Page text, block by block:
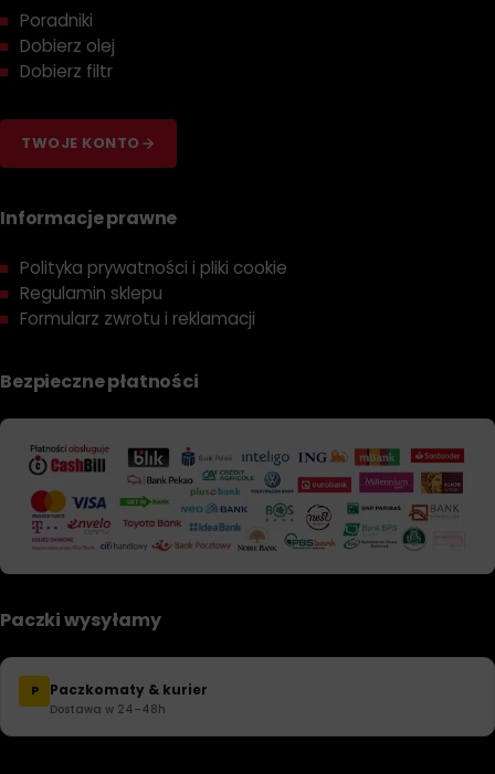
Poradniki
Dobierz olej
Dobierz filtr
TWOJE KONTO
Informacje prawne
Polityka prywatności i pliki cookie
Regulamin sklepu
Formularz zwrotu i reklamacji
Bezpieczne płatności
Paczki wysyłamy
P Paczkomaty & kurier
Dostawa w 24–48h